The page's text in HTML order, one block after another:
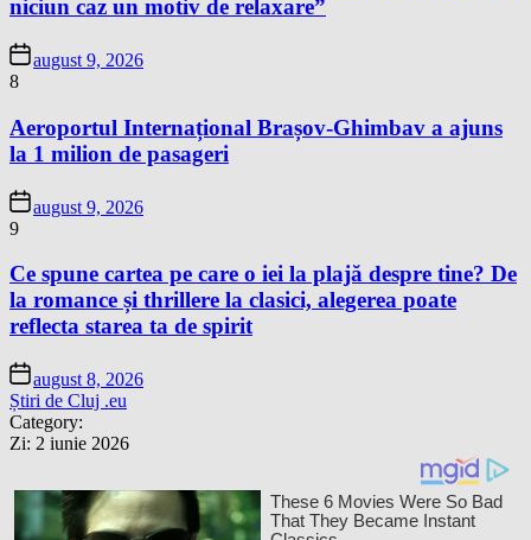
niciun caz un motiv de relaxare”
august 9, 2026
8
Aeroportul Internațional Brașov-Ghimbav a ajuns
la 1 milion de pasageri
august 9, 2026
9
Ce spune cartea pe care o iei la plajă despre tine? De
la romance și thrillere la clasici, alegerea poate
reflecta starea ta de spirit
august 8, 2026
Știri de Cluj .eu
Category:
Zi: 2 iunie 2026